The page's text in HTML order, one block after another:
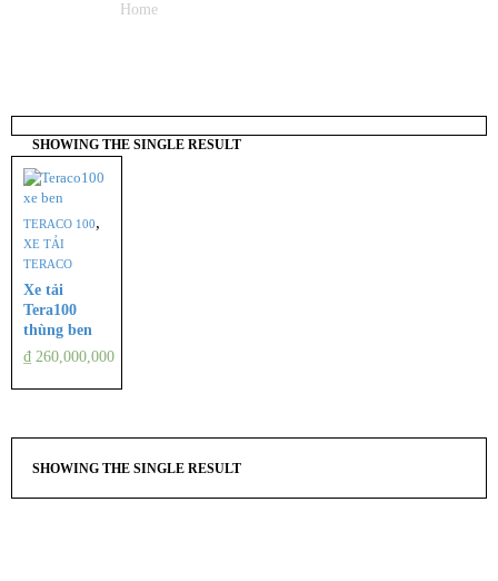
Home
SHOWING THE SINGLE RESULT
TERACO 100,
XE TẢI
TERACO
Xe tải
Tera100
thùng ben
₫ 260,000,000
SHOWING THE SINGLE RESULT